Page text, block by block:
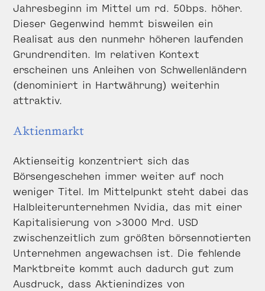
Jahresbeginn im Mittel um rd. 50bps. höher.
Dieser Gegenwind hemmt bisweilen ein
Realisat aus den nunmehr höheren laufenden
Grundrenditen. Im relativen Kontext
erscheinen uns Anleihen von Schwellenländern
(denominiert in Hartwährung) weiterhin
attraktiv.
Aktienmarkt
Aktienseitig konzentriert sich das
Börsengeschehen immer weiter auf noch
weniger Titel. Im Mittelpunkt steht dabei das
Halbleiterunternehmen Nvidia, das mit einer
Kapitalisierung von >3000 Mrd. USD
zwischenzeitlich zum größten börsennotierten
Unternehmen angewachsen ist. Die fehlende
Marktbreite kommt auch dadurch gut zum
Ausdruck, dass Aktienindizes von